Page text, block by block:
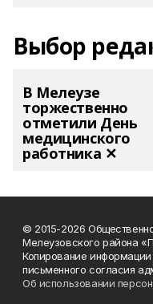
Выбор
В Мелеузе
торжественно
отметили День
медицинского
работника ✕
© 2015-2026
Мелеузовского района
Копирование
письменного согласия
Об использовании